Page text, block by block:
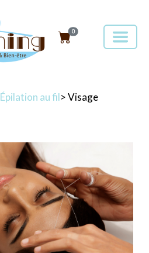
0
Épilation au fil> Visage